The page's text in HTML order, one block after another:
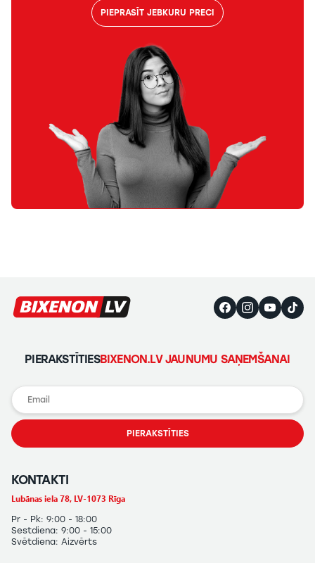
PIEPRASĪT JEBKURU PRECI
PIERAKSTĪTIESBIXENON.LV JAUNUMU SAŅEMŠANAI
PIERAKSTĪTIES
KONTAKTI
Lubānas iela 78, LV-1073 Rīga
Pr - Pk: 9:00 - 18:00
Sestdiena: 9:00 - 15:00
Svētdiena: Aizvērts